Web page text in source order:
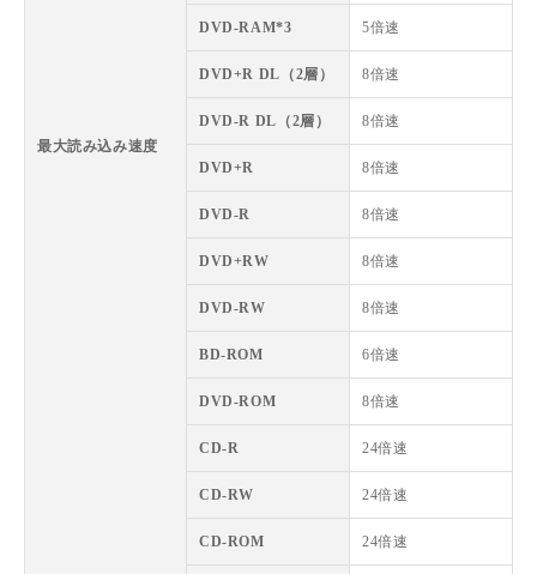
最大読み込み速度
DVD-RAM*3 5倍速
DVD+R DL（2層） 8倍速
DVD-R DL（2層） 8倍速
DVD+R 8倍速
DVD-R 8倍速
DVD+RW 8倍速
DVD-RW 8倍速
BD-ROM 6倍速
DVD-ROM 8倍速
CD-R 24倍速
CD-RW 24倍速
CD-ROM 24倍速